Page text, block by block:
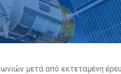
μετά από εκτεταμένη